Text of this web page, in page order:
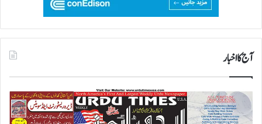
آج کا اخبار